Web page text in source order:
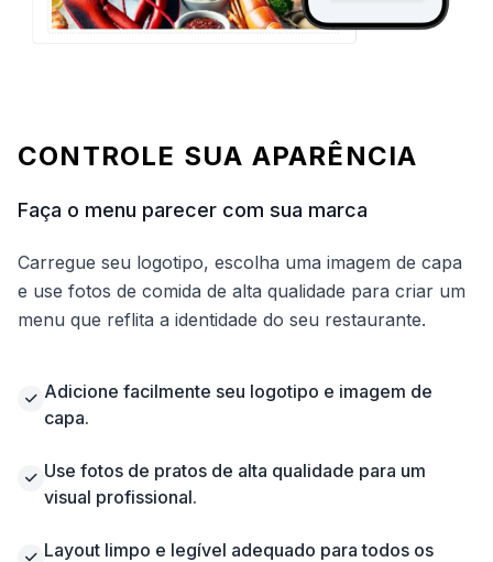
CONTROLE SUA APARÊNCIA
Faça o menu parecer com sua marca
Carregue seu logotipo, escolha uma imagem de capa
e use fotos de comida de alta qualidade para criar um
menu que reflita a identidade do seu restaurante.
Adicione facilmente seu logotipo e imagem de
capa.
Use fotos de pratos de alta qualidade para um
visual profissional.
Layout limpo e legível adequado para todos os